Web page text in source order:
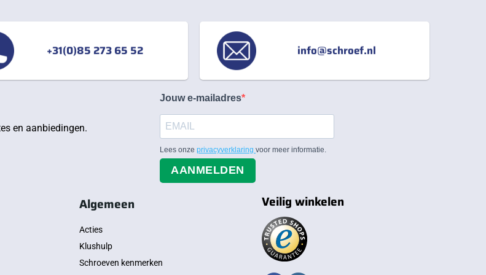
+31(0)85 273 65 52 info@schroef.nl
en aanbiedingen.
Jouw e-mailadres
Lees onzeprivacyverklaringvoor meer informatie.
AANMELDEN
Algemeen
Acties
Klushulp
Schroeven kenmerken
Veilig winkelen